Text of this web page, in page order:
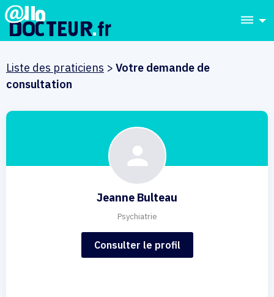
dehaze
Liste des praticiens > Votre demande de
consultation
Jeanne Bulteau
Psychiatrie
Consulter le profil